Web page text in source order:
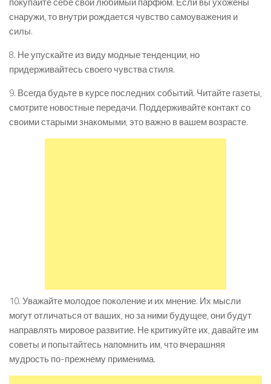
снаружи, то внутри рождается чувство самоуважения и
силы.
8. Не упускайте из виду модные тенденции, но
придерживайтесь своего чувства стиля.
9. Всегда будьте в курсе последних событий. Читайте газеты,
смотрите новостные передачи. Поддерживайте контакт со
своими старыми знакомыми, это важно в вашем возрасте.
10. Уважайте молодое поколение и их мнение. Их мысли
могут отличаться от ваших, но за ними будущее, они будут
направлять мировое развитие. Не критикуйте их, давайте им
советы и попытайтесь напомнить им, что вчерашняя
мудрость по-прежнему применима.